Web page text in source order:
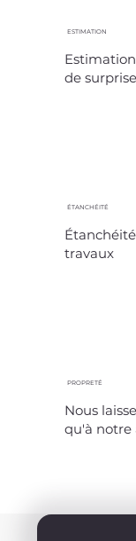
ESTIMATION
de
ÉTANCHÉITÉ
travaux
PROPRETÉ
Nous
qu'à notre